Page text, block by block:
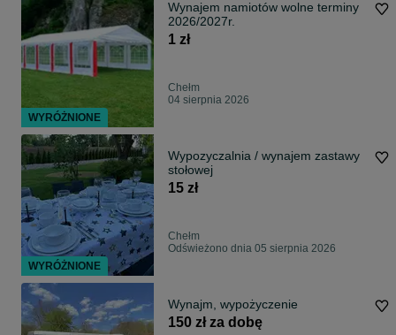
Wynajem namiotów wolne terminy
2026/2027r.
1 zł
Chełm
04 sierpnia 2026
Wypozyczalnia / wynajem zastawy
stołowej
15 zł
Chełm
Odświeżono dnia 05 sierpnia 2026
Wynajm, wypożyczenie
150 zł za dobę
WYRÓŻNIONE
WYRÓŻNIONE